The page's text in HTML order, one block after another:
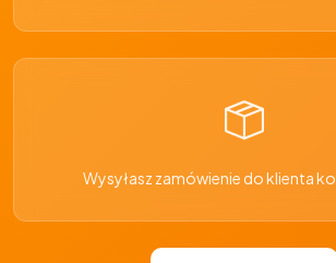
Wysyłasz zamówienie do klienta